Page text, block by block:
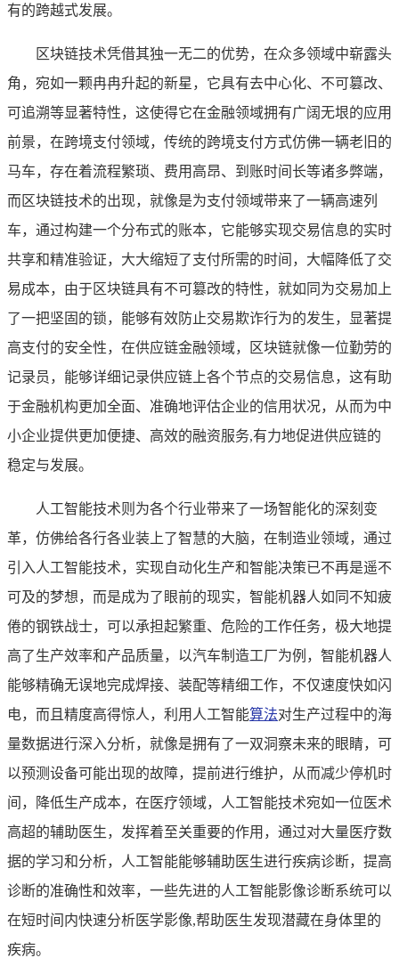
有的跨越式发展。
区块链技术凭借其独一无二的优势，在众多领域中崭露头
角，宛如一颗冉冉升起的新星，它具有去中心化、不可篡改、
可追溯等显著特性，这使得它在金融领域拥有广阔无垠的应用
前景，在跨境支付领域，传统的跨境支付方式仿佛一辆老旧的
马车，存在着流程繁琐、费用高昂、到账时间长等诸多弊端，
而区块链技术的出现，就像是为支付领域带来了一辆高速列
车，通过构建一个分布式的账本，它能够实现交易信息的实时
共享和精准验证，大大缩短了支付所需的时间，大幅降低了交
易成本，由于区块链具有不可篡改的特性，就如同为交易加上
了一把坚固的锁，能够有效防止交易欺诈行为的发生，显著提
高支付的安全性，在供应链金融领域，区块链就像一位勤劳的
记录员，能够详细记录供应链上各个节点的交易信息，这有助
于金融机构更加全面、准确地评估企业的信用状况，从而为中
小企业提供更加便捷、高效的融资服务,有力地促进供应链的
稳定与发展。
人工智能技术则为各个行业带来了一场智能化的深刻变
革，仿佛给各行各业装上了智慧的大脑，在制造业领域，通过
引入人工智能技术，实现自动化生产和智能决策已不再是遥不
可及的梦想，而是成为了眼前的现实，智能机器人如同不知疲
倦的钢铁战士，可以承担起繁重、危险的工作任务，极大地提
高了生产效率和产品质量，以汽车制造工厂为例，智能机器人
能够精确无误地完成焊接、装配等精细工作，不仅速度快如闪
电，而且精度高得惊人，利用人工智能算法对生产过程中的海
量数据进行深入分析，就像是拥有了一双洞察未来的眼睛，可
以预测设备可能出现的故障，提前进行维护，从而减少停机时
间，降低生产成本，在医疗领域，人工智能技术宛如一位医术
高超的辅助医生，发挥着至关重要的作用，通过对大量医疗数
据的学习和分析，人工智能能够辅助医生进行疾病诊断，提高
诊断的准确性和效率，一些先进的人工智能影像诊断系统可以
在短时间内快速分析医学影像,帮助医生发现潜藏在身体里的
疾病。